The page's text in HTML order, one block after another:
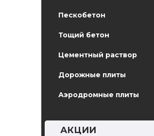
Пескобетон
Тощий бетон
Цементный раствор
Дорожные плиты
Аэродромные плиты
АКЦИИ